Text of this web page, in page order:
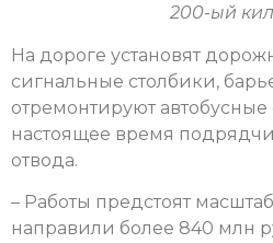
200-ый
На дороге установят
сигнальные столбики,
отремонтируют автобусные
настоящее время
отвода.
– Работы предстоят
направили более 840 млн